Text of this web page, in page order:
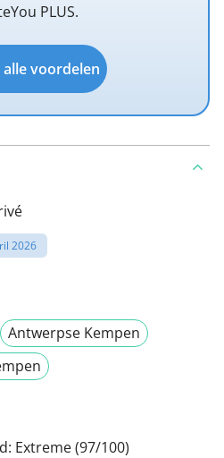
PLUS.
voordelen
2026
Antwerpse Kempen
Extreme (97/100)